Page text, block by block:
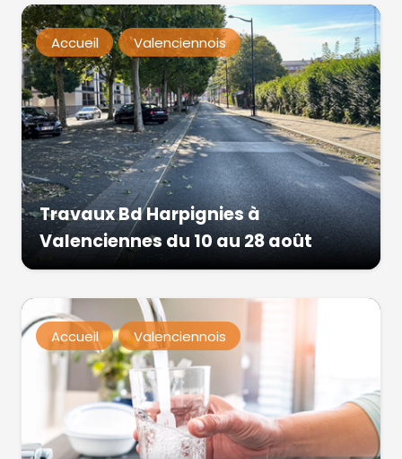
Accueil Valenciennois
Travaux Bd Harpignies à
Valenciennes du 10 au 28 août
Accueil Valenciennois